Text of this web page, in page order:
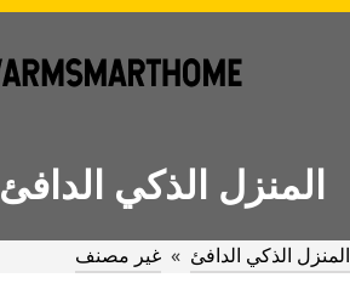
Skip
المنزل الذكي الدافئ
المنزل الذكي الدافئ » غير مصنف